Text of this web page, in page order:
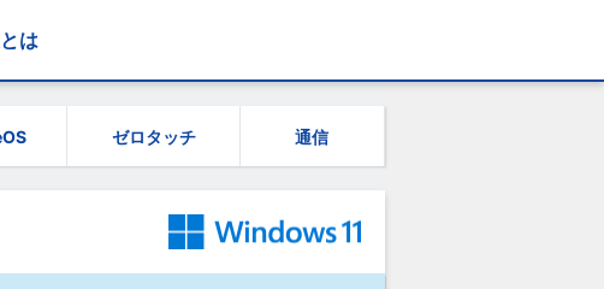
は
ゼロタッチ 通信